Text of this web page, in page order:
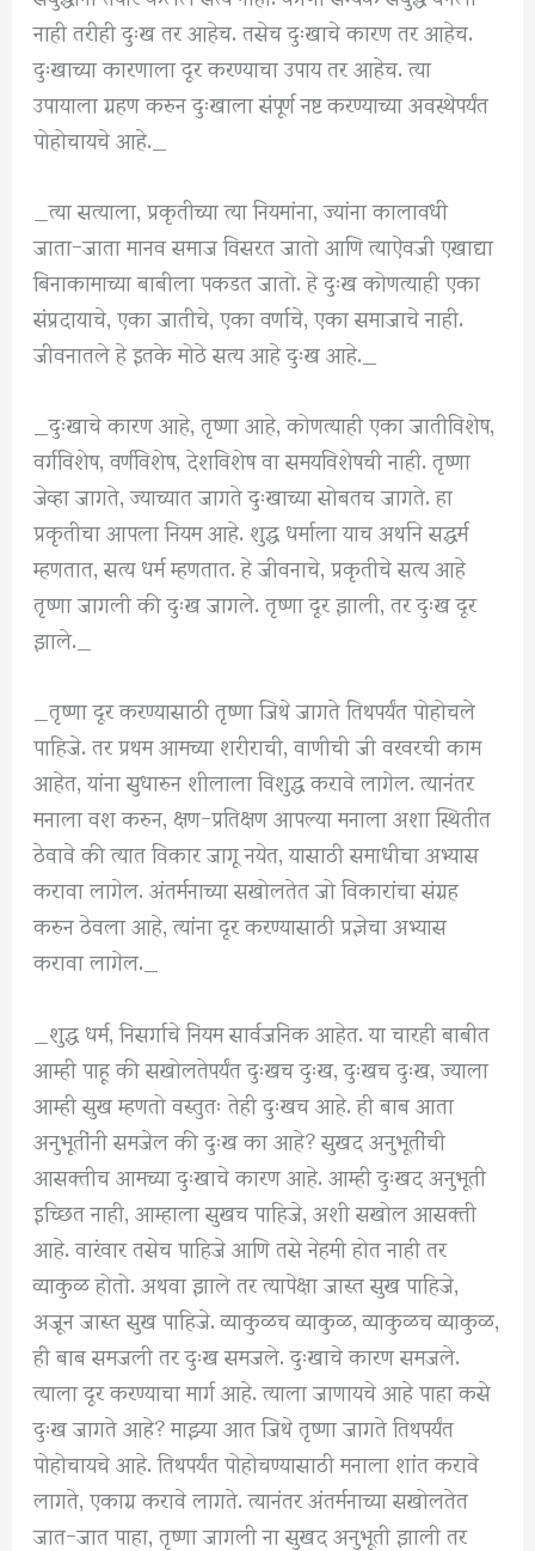
नाही तरीही दुःख तर आहेच. तसेच दुःखाचे कारण तर आहेच.
दुःखाच्या कारणाला दूर करण्याचा उपाय तर आहेच. त्या
उपायाला ग्रहण करुन दुःखाला संपूर्ण नष्ट करण्याच्या अवस्थेपर्यंत
पोहोचायचे आहे._
_त्या सत्याला, प्रकृतीच्या त्या नियमांना, ज्यांना कालावधी
जाता-जाता मानव समाज विसरत जातो आणि त्याऐवजी एखाद्या
बिनाकामाच्या बाबीला पकडत जातो. हे दुःख कोणत्याही एका
संप्रदायाचे, एका जातीचे, एका वर्णाचे, एका समाजाचे नाही.
जीवनातले हे इतके मोठे सत्य आहे दुःख आहे._
_दुःखाचे कारण आहे, तृष्णा आहे, कोणत्याही एका जातीविशेष,
वर्गविशेष, वर्णविशेष, देशविशेष वा समयविशेषची नाही. तृष्णा
जेव्हा जागते, ज्याच्यात जागते दुःखाच्या सोबतच जागते. हा
प्रकृतीचा आपला नियम आहे. शुद्ध धर्माला याच अर्थाने सद्धर्म
म्हणतात, सत्य धर्म म्हणतात. हे जीवनाचे, प्रकृतीचे सत्य आहे
तृष्णा जागली की दुःख जागले. तृष्णा दूर झाली, तर दुःख दूर
झाले._
_तृष्णा दूर करण्यासाठी तृष्णा जिथे जागते तिथपर्यंत पोहोचले
पाहिजे. तर प्रथम आमच्या शरीराची, वाणीची जी वरवरची काम
आहेत, यांना सुधारुन शीलाला विशुद्ध करावे लागेल. त्यानंतर
मनाला वश करुन, क्षण-प्रतिक्षण आपल्या मनाला अशा स्थितीत
ठेवावे की त्यात विकार जागू नयेत, यासाठी समाधीचा अभ्यास
करावा लागेल. अंतर्मनाच्या सखोलतेत जो विकारांचा संग्रह
करुन ठेवला आहे, त्यांना दूर करण्यासाठी प्रज्ञेचा अभ्यास
करावा लागेल._
_शुद्ध धर्म, निसर्गाचे नियम सार्वजनिक आहेत. या चारही बाबीत
आम्ही पाहू की सखोलतेपर्यंत दुःखच दुःख, दुःखच दुःख, ज्याला
आम्ही सुख म्हणतो वस्तुतः तेही दुःखच आहे. ही बाब आता
अनुभूतींनी समजेल की दुःख का आहे? सुखद अनुभूतींची
आसक्तीच आमच्या दुःखाचे कारण आहे. आम्ही दुःखद अनुभूती
इच्छित नाही, आम्हाला सुखच पाहिजे, अशी सखोल आसक्ती
आहे. वारंवार तसेच पाहिजे आणि तसे नेहमी होत नाही तर
व्याकुळ होतो. अथवा झाले तर त्यापेक्षा जास्त सुख पाहिजे,
अजून जास्त सुख पाहिजे. व्याकुळच व्याकुळ, व्याकुळच व्याकुळ,
ही बाब समजली तर दुःख समजले. दुःखाचे कारण समजले.
त्याला दूर करण्याचा मार्ग आहे. त्याला जाणायचे आहे पाहा कसे
दुःख जागते आहे? माझ्या आत जिथे तृष्णा जागते तिथपर्यंत
पोहोचायचे आहे. तिथपर्यंत पोहोचण्यासाठी मनाला शांत करावे
लागते, एकाग्र करावे लागते. त्यानंतर अंतर्मनाच्या सखोलतेत
जात-जात पाहा, तृष्णा जागली ना सुखद अनुभूती झाली तर